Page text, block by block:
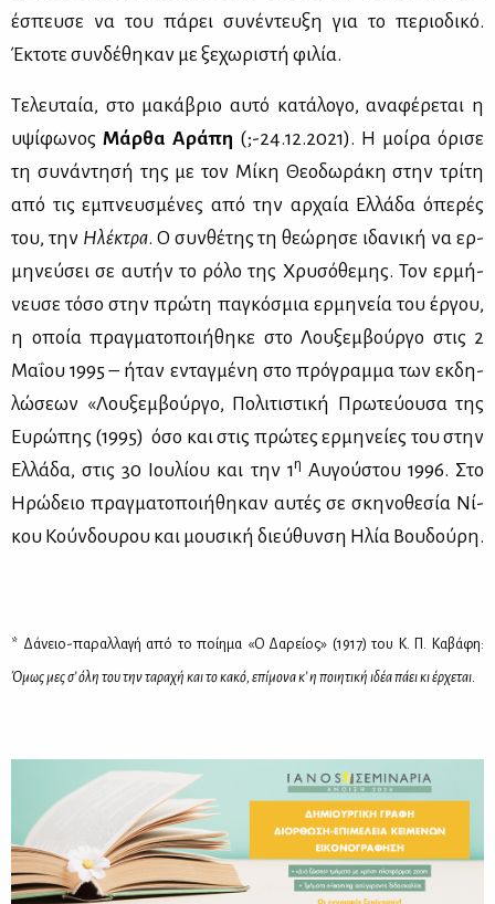
έσπευ­σε να του πά­ρει συ­νέ­ντευ­ξη για το πε­ριο­δι­κό.
Έκτο­τε συν­δέ­θη­καν με ξε­χω­ρι­στή φι­λία.
Τε­λευ­ταία, στο μα­κά­βριο αυ­τό κα­τά­λο­γο, ανα­φέ­ρε­ται η
υψί­φω­νος Μάρ­θα Αρά­πη (;-24.12.2021). Η μοί­ρα όρι­σε
τη συ­νά­ντη­σή της με τον Μί­κη Θε­ο­δω­ρά­κη στην τρί­τη
από τις εμπνευ­σμέ­νες από την αρ­χαία Ελ­λά­δα όπε­ρές
του, την Ηλέ­κτρα. Ο συν­θέ­της τη θε­ώ­ρη­σε ιδα­νι­κή να ερ­
μη­νεύ­σει σε αυ­τήν το ρό­λο της Χρυ­σό­θε­μης. Τον ερ­μή­
νευ­σε τό­σο στην πρώ­τη πα­γκό­σμια ερ­μη­νεία του έρ­γου,
η οποία πραγ­μα­το­ποι­ή­θη­κε στο Λου­ξεμ­βούρ­γο στις 2
Μα­ΐ­ου 1995 – ήταν ενταγ­μέ­νη στο πρό­γραμ­μα των εκ­δη­
λώ­σε­ων «Λου­ξεμ­βούρ­γο, Πο­λι­τι­στι­κή Πρω­τεύ­ου­σα της
Ευ­ρώ­πης (1995) όσο και στις πρώ­τες ερ­μη­νεί­ες του στην
Ελ­λά­δα, στις 30 Ιου­λί­ου και την 1η Αυ­γού­στου 1996. Στο
Ηρώ­δειο πραγ­μα­το­ποι­ή­θη­καν αυ­τές σε σκη­νο­θε­σία Νί­
κου Κούν­δου­ρου και μου­σι­κή διεύ­θυν­ση Ηλία Βου­δού­ρη.
* Δάνειο-παραλλαγή από το ποίημα «Ο Δαρείος» (1917) του Κ. Π. Καβάφη:
Όμως μες σ’ όλη του την ταραχή και το κακό, επίμονα κ’ η ποιητική ιδέα πάει κι έρχεται